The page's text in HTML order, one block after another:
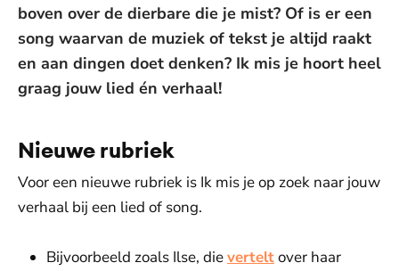
boven over de dierbare die je mist? Of is er een
song waarvan de muziek of tekst je altijd raakt
en aan dingen doet denken? Ik mis je hoort heel
graag jouw lied én verhaal!
Nieuwe rubriek
Voor een nieuwe rubriek is Ik mis je op zoek naar jouw
verhaal bij een lied of song.
Bijvoorbeeld zoals Ilse, dieverteltover haar